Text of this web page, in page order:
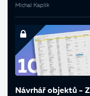
Michal Kaplík
Návrhář objektů -